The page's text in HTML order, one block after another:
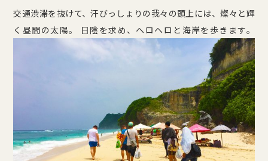
交通渋滞を抜けて、汗びっしょりの我々の頭上には、燦々と輝
く昼間の太陽。 日陰を求め、ヘロヘロと海岸を歩きます。